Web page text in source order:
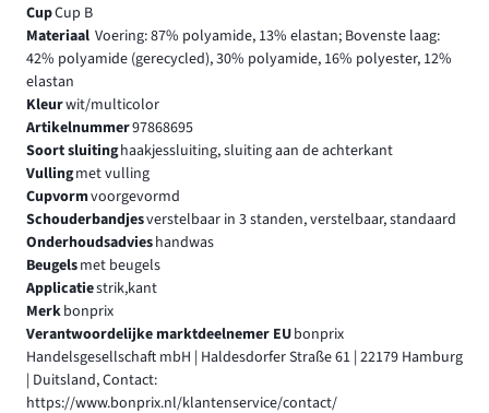
CupCup B
Materiaal Voering: 87% polyamide, 13% elastan; Bovenste laag:
42% polyamide (gerecycled), 30% polyamide, 16% polyester, 12%
elastan
Kleurwit/multicolor
Artikelnummer97868695
Soort sluitinghaakjessluiting, sluiting aan de achterkant
Vullingmet vulling
Cupvormvoorgevormd
Schouderbandjesverstelbaar in 3 standen, verstelbaar, standaard
Onderhoudsadvieshandwas
Beugelsmet beugels
Applicatiestrik,kant
Merkbonprix
Verantwoordelijke marktdeelnemer EUbonprix
Handelsgesellschaft mbH | Haldesdorfer Straße 61 | 22179 Hamburg
| Duitsland, Contact:
https://www.bonprix.nl/klantenservice/contact/